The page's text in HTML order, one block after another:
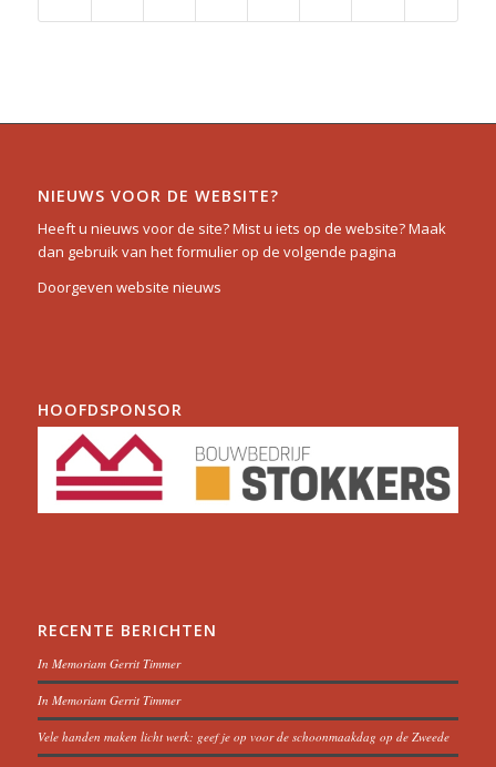
NIEUWS VOOR DE WEBSITE?
Heeft u nieuws voor de site? Mist u iets op de website? Maak
dan gebruik van het formulier op de volgende pagina
Doorgeven website nieuws
HOOFDSPONSOR
RECENTE BERICHTEN
In Memoriam Gerrit Timmer
In Memoriam Gerrit Timmer
Vele handen maken licht werk: geef je op voor de schoonmaakdag op de Zweede